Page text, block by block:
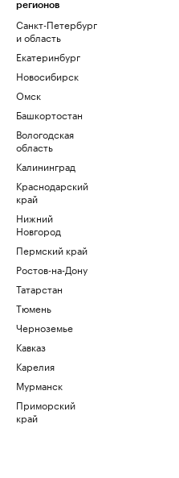
регионов
Санкт-Петербург
и область
Екатеринбург
Новосибирск
Омск
Башкортостан
Вологодская
область
Калининград
Краснодарский
край
Нижний
Новгород
Пермский край
Ростов-на-Дону
Татарстан
Тюмень
Черноземье
Кавказ
Карелия
Мурманск
Приморский
край